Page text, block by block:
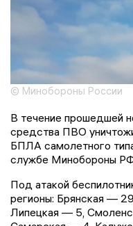
© Минобороны России
В течение прошедшей
средства ПВО
БПЛА самолетного
службе Минобороны
Под атакой
регионы: Брянская —
Липецкая — 5,